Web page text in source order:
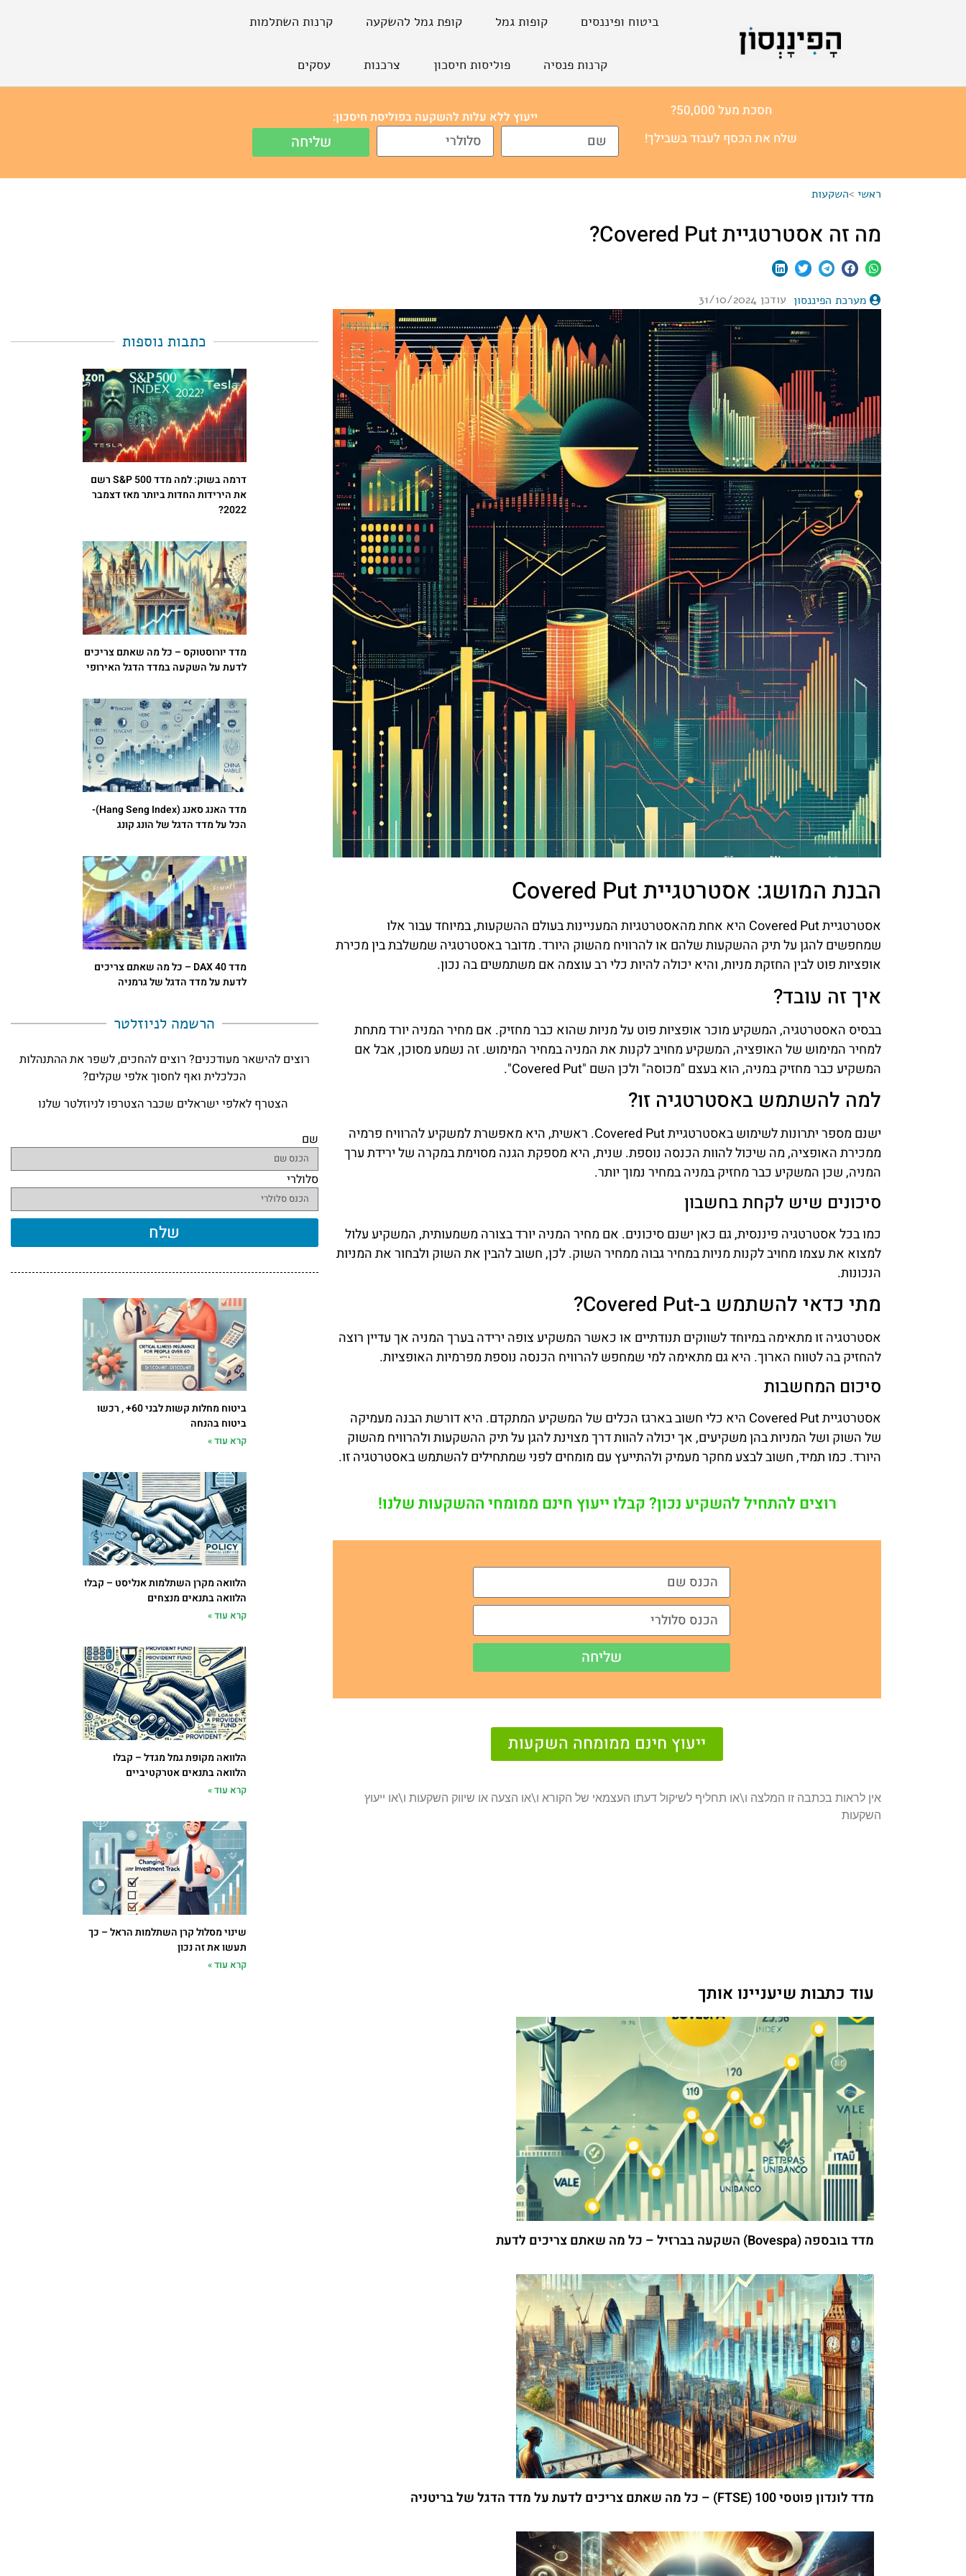
ביטוח ופיננסים קופות גמל קופת גמל להשקעה קרנות השתלמות
קרנות פנסיה פוליסות חיסכון צרכנות עסקים
חסכת מעל 50,000?
שלח את הכסף לעבוד בשבילך!
ייעוץ ללא עלות להשקעה בפוליסת חיסכון:
שליחה
ראשי>השקעות
מה זה אסטרטגיית Covered Put?
מערכת הפיננסון עודכן 31/10/2024
הבנת המושג: אסטרטגיית Covered Put
אסטרטגיית Covered Put היא אחת מהאסטרטגיות המעניינות בעולם ההשקעות, במיוחד עבור אלו
שמחפשים להגן על תיק ההשקעות שלהם או להרוויח מהשוק היורד. מדובר באסטרטגיה שמשלבת בין מכירת
אופציות פוט לבין החזקת מניות, והיא יכולה להיות כלי רב עוצמה אם משתמשים בה נכון.
איך זה עובד?
בבסיס האסטרטגיה, המשקיע מוכר אופציות פוט על מניות שהוא כבר מחזיק. אם מחיר המניה יורד מתחת
למחיר המימוש של האופציה, המשקיע מחויב לקנות את המניה במחיר המימוש. זה נשמע מסוכן, אבל אם
המשקיע כבר מחזיק במניה, הוא בעצם "מכוסה" ולכן השם "Covered Put".
למה להשתמש באסטרטגיה זו?
ישנם מספר יתרונות לשימוש באסטרטגיית Covered Put. ראשית, היא מאפשרת למשקיע להרוויח פרמיה
ממכירת האופציה, מה שיכול להוות הכנסה נוספת. שנית, היא מספקת הגנה מסוימת במקרה של ירידת ערך
המניה, שכן המשקיע כבר מחזיק במניה במחיר נמוך יותר.
סיכונים שיש לקחת בחשבון
כמו בכל אסטרטגיה פיננסית, גם כאן ישנם סיכונים. אם מחיר המניה יורד בצורה משמעותית, המשקיע עלול
למצוא את עצמו מחויב לקנות מניות במחיר גבוה ממחיר השוק. לכן, חשוב להבין את השוק ולבחור את המניות
הנכונות.
מתי כדאי להשתמש ב-Covered Put?
אסטרטגיה זו מתאימה במיוחד לשווקים תנודתיים או כאשר המשקיע צופה ירידה בערך המניה אך עדיין רוצה
להחזיק בה לטווח הארוך. היא גם מתאימה למי שמחפש להרוויח הכנסה נוספת מפרמיות האופציות.
סיכום המחשבות
אסטרטגיית Covered Put היא כלי חשוב בארגז הכלים של המשקיע המתקדם. היא דורשת הבנה מעמיקה
של השוק ושל המניות בהן משקיעים, אך יכולה להוות דרך מצוינת להגן על תיק ההשקעות ולהרוויח מהשוק
היורד. כמו תמיד, חשוב לבצע מחקר מעמיק ולהתייעץ עם מומחים לפני שמתחילים להשתמש באסטרטגיה זו.
רוצים להתחיל להשקיע נכון? קבלו ייעוץ חינם ממומחי ההשקעות שלנו!
שליחה
ייעוץ חינם ממומחה השקעות
אין לראות בכתבה זו המלצה ו\או תחליף לשיקול דעתו העצמאי של הקורא ו\או הצעה או שיווק השקעות ו\או ייעוץ
השקעות
עוד כתבות שיעניינו אותך
מדד בובספה (Bovespa) השקעה בברזיל – כל מה שאתם צריכים לדעת
מדד לונדון פוטסי 100 (FTSE) – כל מה שאתם צריכים לדעת על מדד הדגל של בריטניה
כתבות נוספות
דרמה בשוק: למה מדד S&P 500 רשם
את הירידות החדות ביותר מאז דצמבר
2022?
מדד יורוסטוקס – כל מה שאתם צריכים
לדעת על השקעה במדד הדגל האירופי
מדד האנג סאנג (Hang Seng Index)-
הכל על מדד הדגל של הונג קונג
מדד DAX 40 – כל מה שאתם צריכים
לדעת על מדד הדגל של גרמניה
הרשמה לניוזלטר​
רוצים להישאר מעודכנים? רוצים להחכים, לשפר את ההתנהלות
הכלכלית ואף לחסוך אלפי שקלים?
הצטרף לאלפי ישראלים שכבר הצטרפו לניוזלטר שלנו
שם
סלולרי
שלח
ביטוח מחלות קשות לבני 60+ , רכשו
ביטוח בהנחה
קרא עוד »
הלוואה מקרן השתלמות אנליסט – קבלו
הלוואה בתנאים מנצחים
קרא עוד »
הלוואה מקופת גמל מגדל – קבלו
הלוואה בתנאים אטרקטיביים
קרא עוד »
שינוי מסלול קרן השתלמות הראל – כך
תעשו את זה נכון
קרא עוד »